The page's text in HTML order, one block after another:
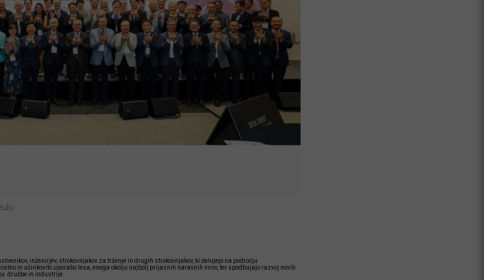
inženirjev, strokovnjakov za trženje in drugih strokovnjakov, ki delujejo na področju
in učinkovito uporabo lesa, enega okolju najbolj prijaznih naravnih virov, ter spodbujajo razvoj novih
družbe in industrije.